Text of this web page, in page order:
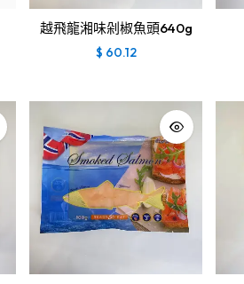
越飛龍湘味剁椒魚頭640g
$ 60.12